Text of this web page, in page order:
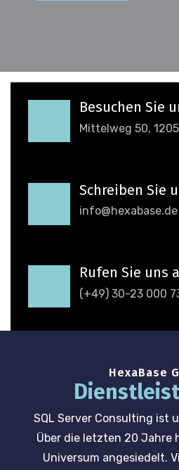
Besuchen Sie
Mittelweg 50,
Schreiben Sie
info@hexabase.de
Rufen Sie uns
(+49) 30-23 000
HexaBase
SQL Server Consulting ist
Über die letzten 20 Jahre
Universum angesiedelt.